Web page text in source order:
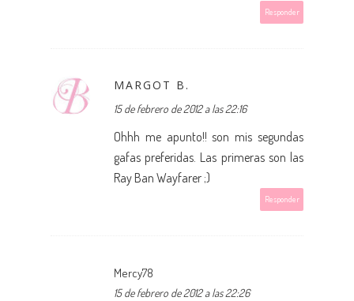
Responder
MARGOT B.
15 de febrero de 2012 a las 22:16
Ohhh me apunto!! son mis segundas
gafas preferidas. Las primeras son las
Ray Ban Wayfarer ;)
Responder
Mercy78
15 de febrero de 2012 a las 22:26